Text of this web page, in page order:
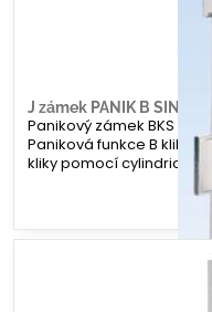
J zámek PANIK B
Panikový zámek BKS J
Paniková funkce B klika-
kliky pomocí cylindrické